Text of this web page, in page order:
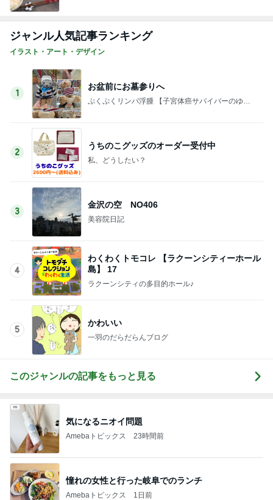
ジャンル人気記事ランキング
イラスト・アート・デザイン
1
お盆前にお墓参りへ
ぷくぷくリンパ浮腫 【子宮体癌サバイバーのゆる
2
うちのこグッズのオーダー受付中
私、どうしたい？
3
金沢の空 NO406
美容院日記
4
わくわくトモコレ 【ラクーンシティーホール
島】 17
ラクーンシティの多目的ホール♪
5
かわいい
一羽のだらだらんブログ
このジャンルの記事をもっと見る
気になるニオイ問題
Amebaトピックス 23時間前
憧れの女性と行った岐阜でのランチ
Amebaトピックス 1日前